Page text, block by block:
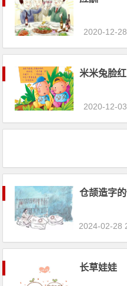
2020-12-
米米兔脸
2020-12-
仓颉造字
2024-02-28
长草娃娃